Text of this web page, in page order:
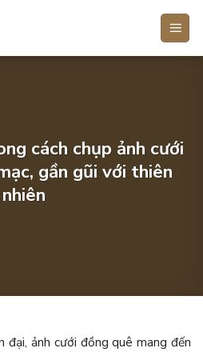
cách chụp ảnh cưới
gần gũi với thiên
nhiên
đại, ảnh cưới đồng quê mang đến